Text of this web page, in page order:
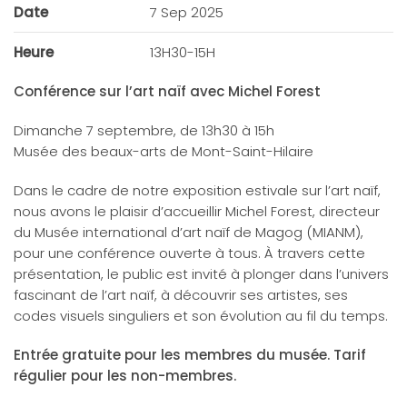
Date 7 Sep 2025
Heure 13H30-15H
Conférence sur l’art naïf avec Michel Forest
Dimanche 7 septembre, de 13h30 à 15h
Musée des beaux-arts de Mont-Saint-Hilaire
Dans le cadre de notre exposition estivale sur l’art naïf,
nous avons le plaisir d’accueillir Michel Forest, directeur
du Musée international d’art naïf de Magog (MIANM),
pour une conférence ouverte à tous. À travers cette
présentation, le public est invité à plonger dans l’univers
fascinant de l’art naïf, à découvrir ses artistes, ses
codes visuels singuliers et son évolution au fil du temps.
Entrée gratuite pour les membres du musée. Tarif
régulier pour les non-membres.